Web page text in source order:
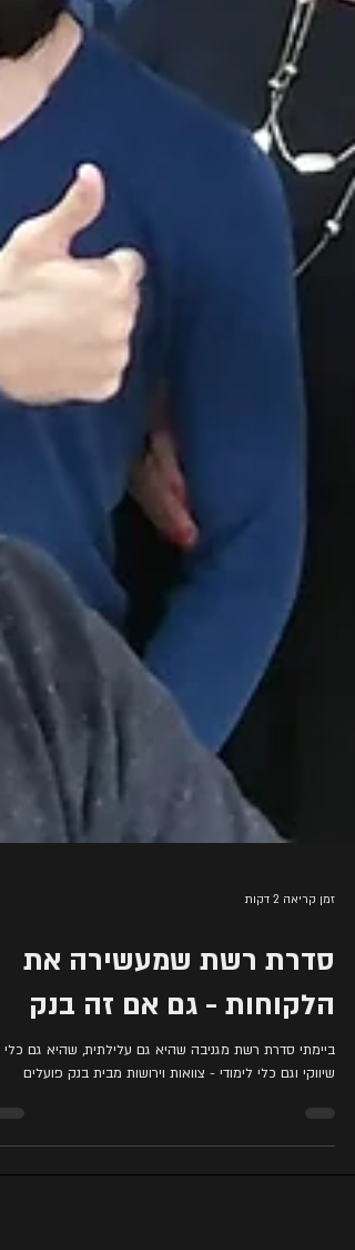
סדרת רשת שמעשירה את
הלקוחות - גם אם זה בנק
שיווקי וגם כלי לימודי - צוואות וירושות מבית בנק פועלים